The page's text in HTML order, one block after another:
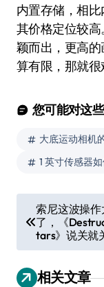
内置存储，相比
其价格定位较
颖而出，更高
算有限，那就很
您可能对这
大底运动相机
1 英寸传感器
章
导
航
索尼这波操作
了，《
tars》说关就
相关文章